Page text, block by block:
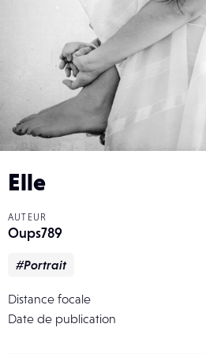
Elle
AUTEUR
Oups789
#Portrait
Distance focale
Date de publication